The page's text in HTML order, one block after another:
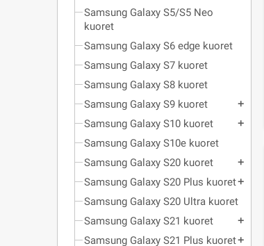
Samsung Galaxy S5/S5 Neo
kuoret
Samsung Galaxy S6 edge kuoret
Samsung Galaxy S7 kuoret
Samsung Galaxy S8 kuoret
Samsung Galaxy S9 kuoret
add
Samsung Galaxy S10 kuoret add
Samsung Galaxy S10e kuoret
Samsung Galaxy S20 kuoret
add
Samsung Galaxy S20 Plus kuoretadd
Samsung Galaxy S20 Ultra kuoret
Samsung Galaxy S21 kuoret
add
Samsung Galaxy S21 Plus kuoretadd